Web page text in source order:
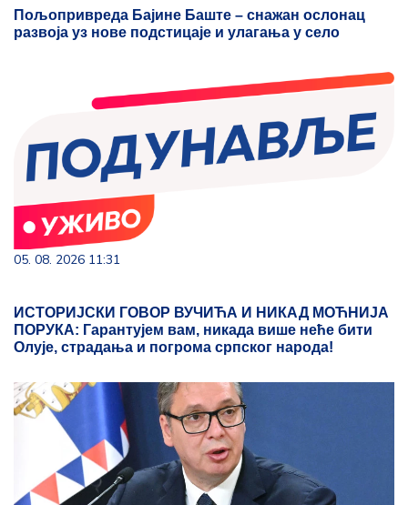
Пољопривреда Бајине Баште – снажан ослонац
развоја уз нове подстицаје и улагања у село
05. 08. 2026 11:31
ИСТОРИЈСКИ ГОВОР ВУЧИЋА И НИКАД МОЋНИЈА
ПОРУКА: Гарантујем вам, никада више неће бити
Олује, страдања и погрома српског народа!